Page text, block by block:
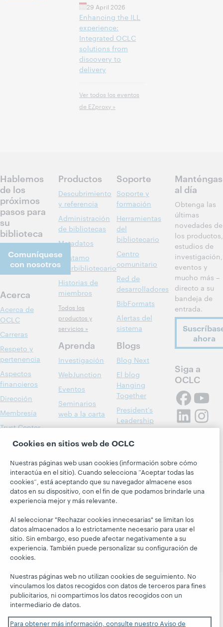
29 April 2026
Enhancing the ILL
experience:
Integrated OCLC
solutions from
discovery to
delivery
Ver todos los eventos
de EZproxy »
Hablemos
de los
próximos
pasos para
su
biblioteca
Comuníquese
con nosotros
Acerca
Acerca de
OCLC
Carreras
Respeto y
pertenencia
Aspectos
financieros
Dirección
Membresía
Trust Center
Productos
Descubrimiento
y referencia
Administración
de bibliotecas
Metadatos
Préstamo
interbibliotecario
Historias de
miembros
Todos los
productos y
servicios »
Aprenda
Investigación
WebJunction
Eventos
Seminarios
web a la carta
Soporte
Soporte y
formación
Herramientas
del
bibliotecario
Centro
comunitario
Red de
desarrolladores
BibFormats
Alertas del
sistema
Blogs
Blog Next
El blog
Hanging
Together
President's
Leadership
blog
al día
Obtenga las
últimas
novedades de
los productos,
estudios de
investigación,
eventos y
mucho más –
directo a su
bandeja de
entrada.
ahora
Siga a
OCLC
© 2026 OCLC Marcas comerciales y/o marcas de
servicios nacionales e internacionales de OCLC, Inc. y de
Declaración de privacidad Aviso de cookies
Personalizar las configuraciones de cookies
Declaración de accesibilidad Certificado ISO 27001
Cookies en sitios web de OCLC
Nuestras páginas web usan cookies (información sobre cómo
interactúa en el sitio). Cuando selecciona “Aceptar todas las
cookies”, está aceptando que su navegador almacene esos
datos en su dispositivo, con el fin de que podamos brindarle una
experiencia mejor y más relevante.
Al seleccionar "Rechazar cookies innecesarias" se limitan los
datos almacenados a lo estrictamente necesario para usar el
sitio. Sin embargo, eso puede afectar negativamente a su
experiencia. También puede personalizar su configuración de
cookies.
Nuestras páginas web no utilizan cookies de seguimiento. No
vinculamos los datos recogidos con datos de terceros para fines
publicitarios, ni compartimos los datos recogidos con un
intermediario de datos.
Para obtener más información, consulte nuestro Aviso de